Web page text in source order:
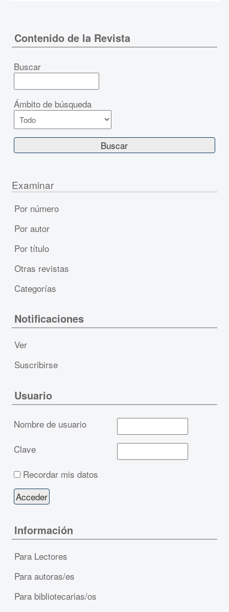
Contenido de la Revista
Buscar
Ámbito de búsqueda
Examinar
Por número
Por autor
Por título
Otras revistas
Categorías
Notificaciones
Ver
Suscribirse
Usuario
Nombre de usuario
Clave
Recordar mis datos
Información
Para Lectores
Para autoras/es
Para bibliotecarias/os